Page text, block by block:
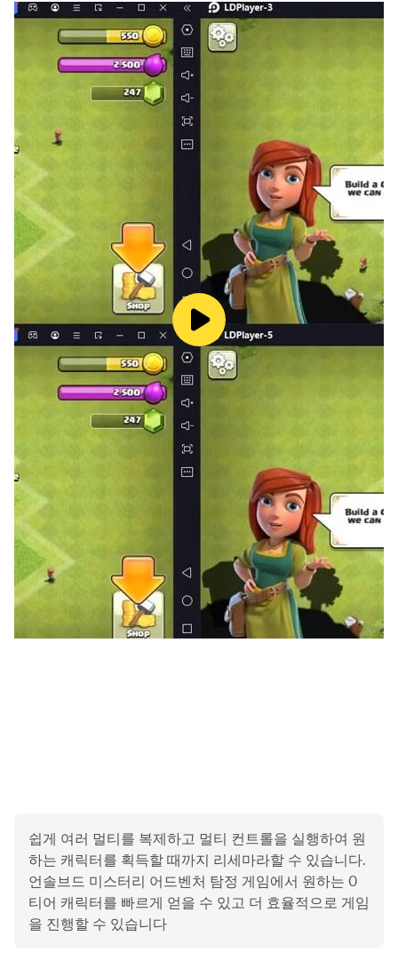
놀랍도록 다양한 사건과 숨 막히게 진행되는 빵빵한 스토리
라인. 개성 만점 매력 넘치는 캐릭터들로 가득한 언솔브드
미스터리 어드벤쳐, 함께 달려보아요.
프로파일러? 탐정? 범죄 수사관
당신이 어떤 이름으로 불리든 좋아요. 뛰어난 직감의 소유자
인가요? 틀린그림 찾기, 숨은그림 찾기 정도는 가뿐하단 말
이죠? 잘 오셨습니다.
숨겨진 단서를 찾아 사건 조사를 진행하세요. 퍼즐을 풀고,
흩어진 단서를 조합하여 신중히 진실에 접근해야 합니다.
주변 인물 심문하고 피의자를 추려내세요. 뛰어난 직감과 추
리력으로 범인의 심리를 꿰뚫어 보아야 합니다.
당신을 기다리는 미션은 난제의 살인 사건일 수도 있고, 비
밀리에 진행 중인 거대한 음모일 수도 있으며 혹은 묻혀버린
미제사건일 수도 있어요.
해야 할 일은 단 하나! 결코, 범인이 성공적으로 도주하게 두
지 마세요. 모든 것은 당신의 손에 달렸습니다.
놀랍도록 사실적이고 섬세한 구현
사건 조사를 과정에 필요한 단서와 도구를 찾는 과정이 놀랍
도록 섬세하게 구현되었습니다. 세밀한 관찰력이 요구될 뿐
아니라, 의외의 곳에서 생각지 못한 방법으로 발견 할 수 있
으니 꼼꼼히 수사를 진행해야 할 것입니다. 당신의 뛰어난
인지력을 시험해 보기에 이보다 좋은 게임은 없을 거예요.
수많은 미스터리, 흥미진진한 스토리. 당신의 여정은 미스터
리 저택에서부터 어두운 도시의 뒷골목, 숨겨진 호텔과 어두
운 지하감옥으로 이어집니다. 향후 출시될 언솔브드 인앱 릴
리스에서 깜짝 놀랄만한 새로운 장소와 스토리를 기대하세
쉽게 여러 멀티를 복제하고 멀티 컨트롤을 실행하여 원
하는 캐릭터를 획득할 때까지 리세마라할 수 있습니다.
언솔브드 미스터리 어드벤처 탐정 게임에서 원하는 0
티어 캐릭터를 빠르게 얻을 수 있고 더 효율적으로 게임
을 진행할 수 있습니다